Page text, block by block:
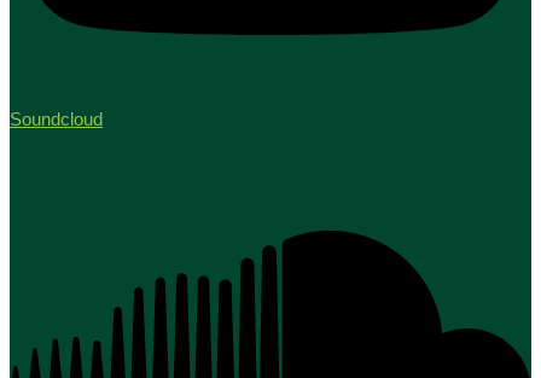
Soundcloud